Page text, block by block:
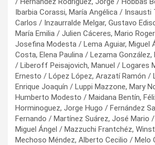
Ibarbia Corassi, María Angélica / Insausti
Carlos / Inzaurralde Melgar, Gustavo
María Emilia / Julien Cáceres, Mario
Josefina Modesta / Lema Aguiar, Miguel
Costa, Elena Paulina / Lezama González,
/ Liberoff Peisajovich, Manuel / Logares
Ernesto / López López, Arazatí Ramón /
Enrique Joaquín / Luppi Mazzone, Mary
Humberto Modesto / Maidana Bentín,
Horminoguez, Jorge Hugo / Fernández
Fernando / Martínez Suárez, José Mario
Miguel Ángel / Mazzuchi Frantchéz,
Mechoso Méndez, Alberto Cecilio / Melo